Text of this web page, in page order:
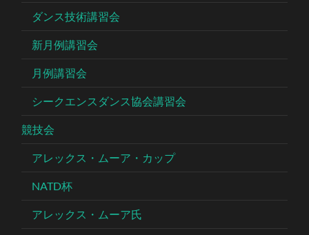
ダンス技術講習会
新月例講習会
月例講習会
シークエンスダンス協会講習会
競技会
アレックス・ムーア・カップ
NATD杯
アレックス・ムーア氏